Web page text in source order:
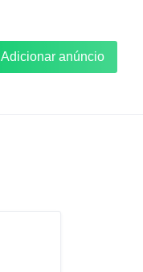
Adicionar anúncio